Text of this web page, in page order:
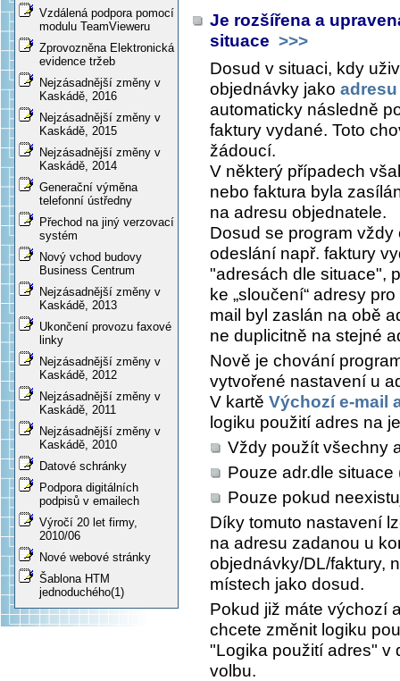
Vzdálená podpora pomocí
modulu TeamVieweru
Zprovozněna Elektronická
evidence tržeb
Nejzásadnější změny v
Kaskádě, 2016
Nejzásadnější změny v
Kaskádě, 2015
Nejzásadnější změny v
Kaskádě, 2014
Generační výměna
telefonní ústředny
Přechod na jiný verzovací
systém
Nový vchod budovy
Business Centrum
Nejzásadnější změny v
Kaskádě, 2013
Ukončení provozu faxové
linky
Nejzásadnější změny v
Kaskádě, 2012
Nejzásadnější změny v
Kaskádě, 2011
Nejzásadnější změny v
Kaskádě, 2010
Datové schránky
Podpora digitálních
podpisů v emailech
Výročí 20 let firmy,
2010/06
Nové webové stránky
Šablona HTM
jednoduchého(1)
Je rozšířena a
situace >>>
Dosud v situaci, kdy
objednávky jako
automaticky následně
faktury vydané. Toto
žádoucí.
V některý případech
nebo faktura byla
na adresu objednatele.
Dosud se program
odeslání např. faktury
"adresách dle situace",
ke „sloučení“ adresy
mail byl zaslán na obě
ne duplicitně na stejné
Nově je chování
vytvořené nastavení u
V kartě Výchozí e-mail
logiku použití adres na
Vždy použít všechny
Pouze adr.dle
Pouze pokud
Díky tomuto nastavení
na adresu zadanou u
objednávky/DL/faktury,
místech jako dosud.
Pokud již máte výchozí
chcete změnit logiku
"Logika použití adres" v
volbu.